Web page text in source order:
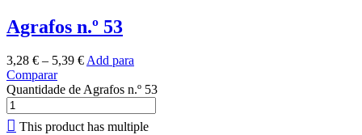
Agrafos n.º 53
3,28 € – 5,39 €Add para
Comparar
Quantidade de Agrafos n.º 53
This product has multiple